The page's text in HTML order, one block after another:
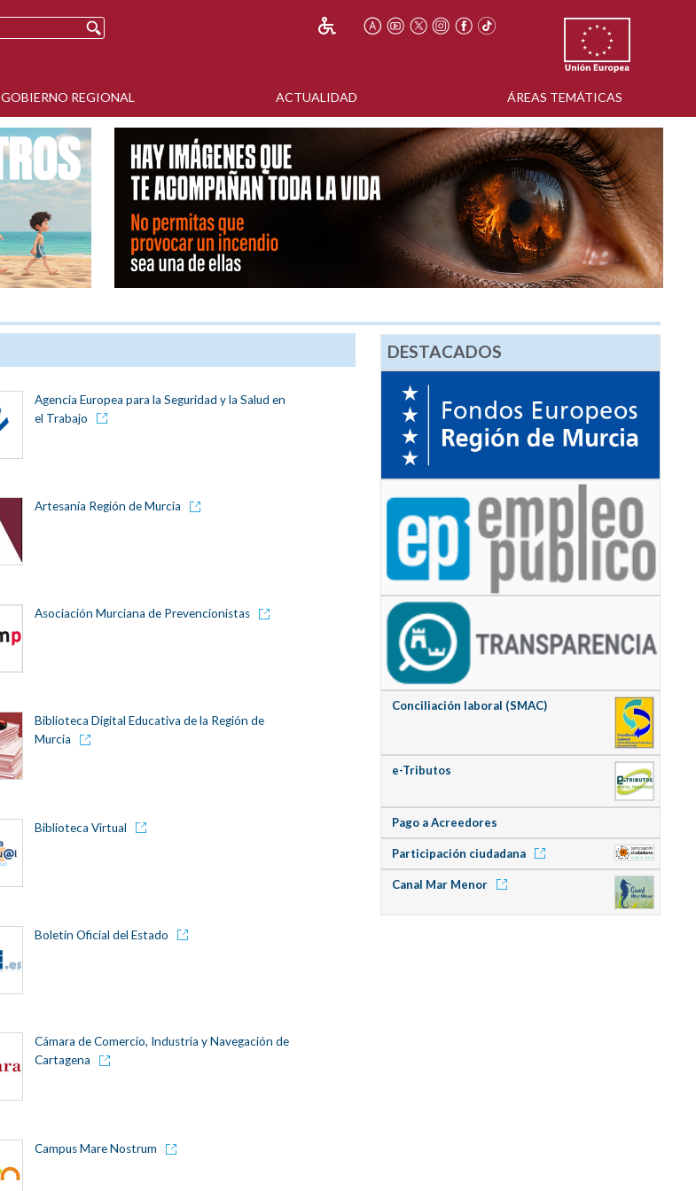
GOBIERNO REGIONAL ACTUALIDAD ÁREAS TEMÁTICAS
Agencia Europea para la Seguridad y la Salud en
el Trabajo
Artesanía Región de Murcia
Asociación Murciana de Prevencionistas
Biblioteca Digital Educativa de la Región de
Murcia
Biblioteca Virtual
Boletín Oficial del Estado
Cámara de Comercio, Industria y Navegación de
Cartagena
Campus Mare Nostrum
DESTACADOS
Conciliación laboral (SMAC)
e-Tributos
Pago a Acreedores
Participación ciudadana
Canal Mar Menor